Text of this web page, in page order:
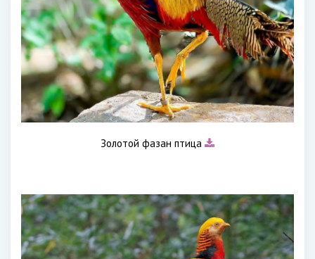
Золотой фазан птица